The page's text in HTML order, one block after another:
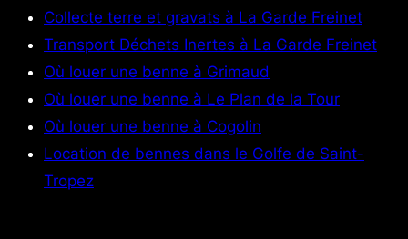
Collecte terre et gravats à La Garde Freinet
Transport Déchets Inertes à La Garde Freinet
Où louer une benne à Grimaud
Où louer une benne à Le Plan de la Tour
Où louer une benne à Cogolin
Location de bennes dans le Golfe de Saint-
Tropez